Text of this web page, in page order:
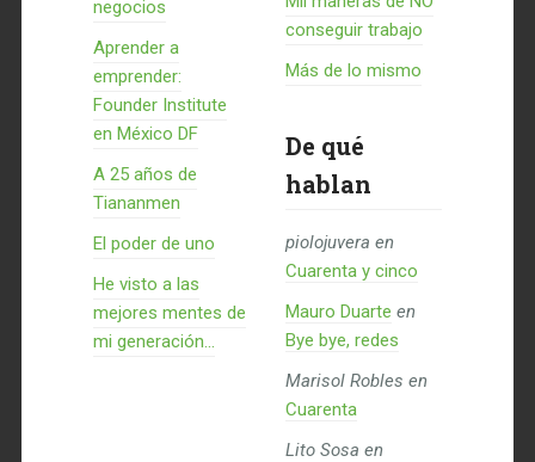
negocios
Aprender a
emprender:
Founder Institute
en México DF
A 25 años de
Tiananmen
El poder de uno
He visto a las
mejores mentes de
mi generación…
conseguir trabajo
Más de lo mismo
De qué
hablan
piolojuvera en
Cuarenta y cinco
Mauro Duarte en
Bye bye, redes
Marisol Robles en
Cuarenta
Lito Sosa en